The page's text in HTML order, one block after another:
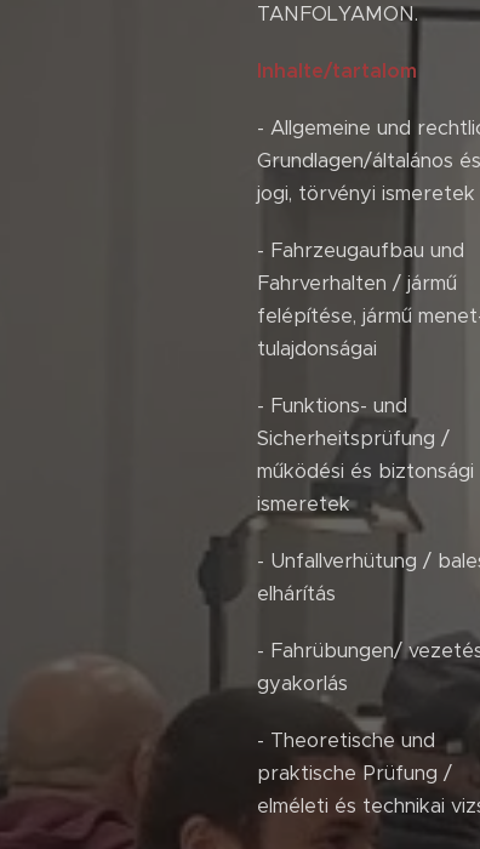
TANFOLYAMON.
Inhalte/tartalom
- Allgemeine und
Grundlagen/általános és
jogi, törvényi ismeretek
- Fahrzeugaufbau und
Fahrverhalten / jármű
felépítése, jármű
tulajdonságai
- Funktions- und
Sicherheitsprüfung /
működési és biztonsági
ismeretek
- Unfallverhütung /
elhárítás
- Fahrübungen/
gyakorlás
- Theoretische und
praktische Prüfung /
elméleti és technikai